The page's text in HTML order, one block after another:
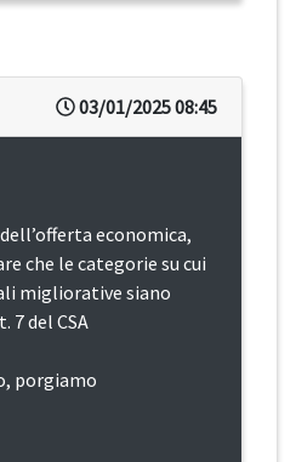
03/01/2025 08:45
economica,
che le categorie su cui
migliorative siano
7 del CSA
porgiamo